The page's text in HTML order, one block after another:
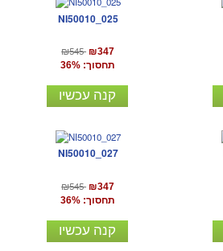
NI50010_025
₪545 ₪347
תחסוך: 36%
קנה עכשיו
NI50010_027
₪545 ₪347
תחסוך: 36%
קנה עכשיו